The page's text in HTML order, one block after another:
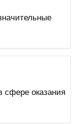
оказания